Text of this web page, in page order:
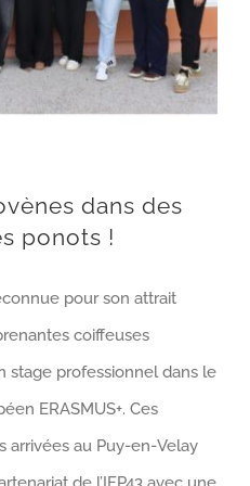
dans des
ponots !
pour son attrait
coiffeuses
stage professionnel dans le
ERASMUS+. Ces
arrivées au Puy-en-Velay